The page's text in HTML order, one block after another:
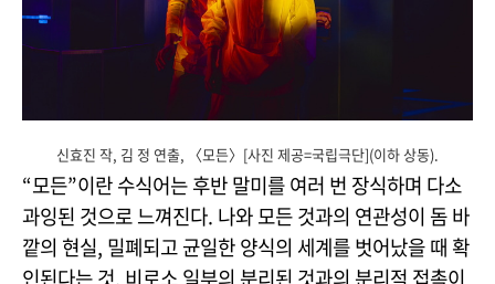
신효진 작, 김 정 연출, 〈모든〉[사진 제공=국립극단](이하 상동).
“모든”이란 수식어는 후반 말미를 여러 번 장식하며 다소
과잉된 것으로 느껴진다. 나와 모든 것과의 연관성이 돔 바
깥의 현실, 밀폐되고 균일한 양식의 세계를 벗어났을 때 확